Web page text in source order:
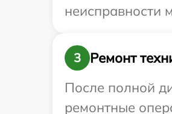
неисправности
3
Ремонт
После полной
ремонтные